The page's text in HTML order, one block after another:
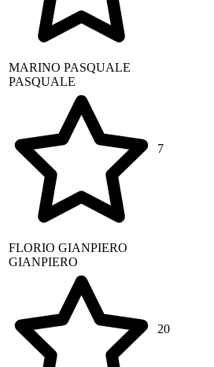
MARINO PASQUALE
PASQUALE
7
FLORIO GIANPIERO
GIANPIERO
20